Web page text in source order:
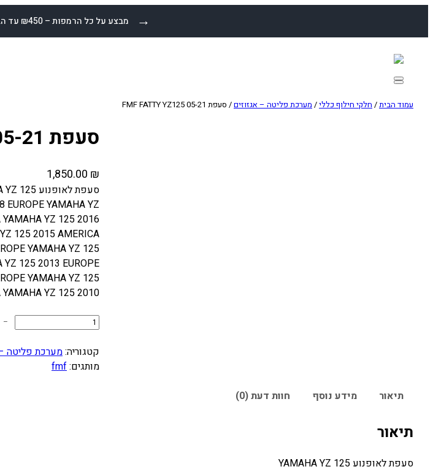
מבצע על כל הרמפות – ₪450 עד הבית! →
עמוד הבית/ חלקי חילוף כללי/ מערכת פליטה – אגזוזים/ סעפת FMF FATTY YZ125 05-21
סעפת FMF FATTY YZ125 05-21
1,850.00 ₪
YAMAHA YZ
YZ 125 2016
125 2015 AMERICA
YAMAHA YZ 125
125 2013 EUROPE
YAMAHA YZ 125
YZ 125 2010…
כ
ו
ת
−
קטגוריה:מערכת פליטה
מותגים:fmf
תיאור
מידע נוסף חוות דעת (0)
תיאור
סעפת לאופנוע YAMAHA YZ 125